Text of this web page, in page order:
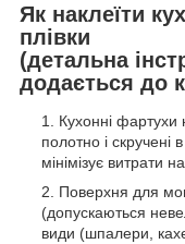
Як наклеїти
плівки
(детальна
додається до
Кухонні фартухи
полотно і скручені
мінімізує витрати
Поверхня для
(допускаються
види (шпалери,